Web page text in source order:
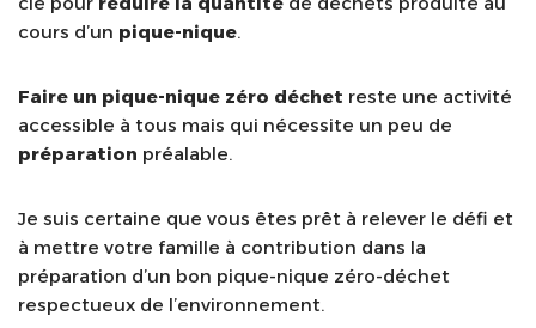
cours d’un pique-nique.
Faire un pique-nique zéro déchet reste une activité
accessible à tous mais qui nécessite un peu de
préparation préalable.
Je suis certaine que vous êtes prêt à relever le défi et
à mettre votre famille à contribution dans la
préparation d’un bon pique-nique zéro-déchet
respectueux de l’environnement.